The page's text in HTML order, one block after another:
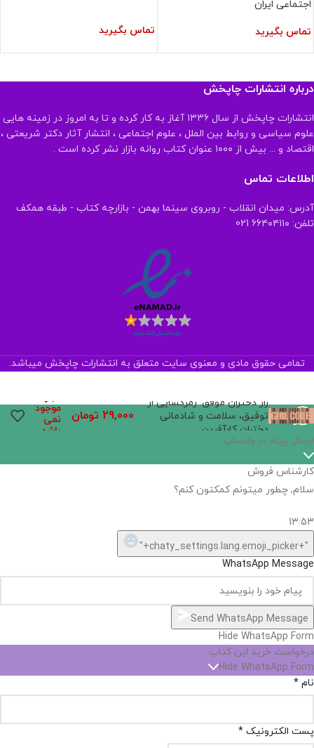
اجتماعی ایران
تماس بگیرید تماس بگیرید
درباره انتشارات چاپخش
انتشارات چاپخش از سال ۱۳۳۶ آغاز به کار کرده و تا به امروز در زمینه هایی
علوم سیاسی و روابط بین الملل ، علوم اجتماعی ، انتشار آثار دکتر شریعتی ،
اقتصاد و ... بیش از ۱۰۰۰ عنوان کتاب روانه بازار نشر کرده است .
اطلاعات تماس
آدرس: میدان انقلاب - روبروی سینما بهمن - بازارچه کتاب - طبقه همکف
تلفن: ۶۶۴۰۴۱۱۰ 021
تمامی حقوق مادی و معنوی سایت متعلق به انتشارات چاپخش میباشد.
راز دختران موفق: رمزگشایی از
توفیق، سلامت و شادمانی
دختران کارآفرین
29,000 تومان
موجود
نمی
باشد
اگر
نیست,
شاید
بتونیم
تهیه
Open
chaty
1
Hide
chaty
ارسال پیام در واتساپ
کارشناس فروش
سلام, چطور میتونم کمکتون کنم؟
13:53